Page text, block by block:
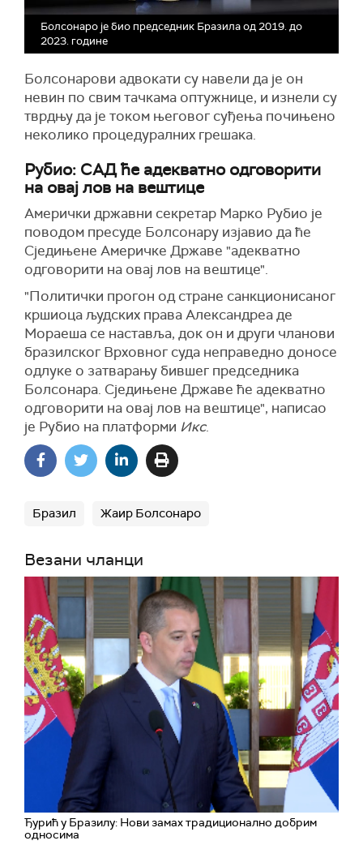
Болсонаро је био председник Бразила од 2019. до
2023. године
Болсонарови адвокати су навели да је он
невин по свим тачкама оптужнице, и изнели су
тврдњу да је током његовог суђења почињено
неколико процедуралних грешака.
Рубио: САД ће адекватно одговорити
на овај лов на вештице
Амерички државни секретар Марко Рубио је
поводом пресуде Болсонару изјавио да ће
Сједињене Америчке Државе "адекватно
одговорити на овај лов на вештице".
"Политички прогон од стране санкционисаног
кршиоца људских права Александреа де
Мораеша се наставља, док он и други чланови
бразилског Врховног суда неправедно доносе
одлуке о затварању бившег председника
Болсонара. Сједињене Државе ће адекватно
одговорити на овај лов на вештице", написао
је Рубио на платформи Икс.
Бразил Жаир Болсонаро
Везани чланци
Ђурић у Бразилу: Нови замах традиционално добрим
односима